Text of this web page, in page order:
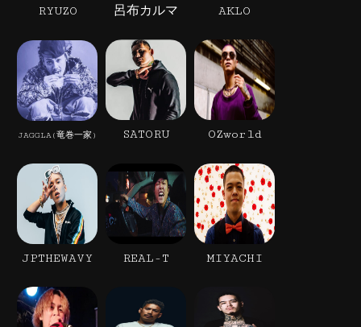
RYUZO 呂布カルマ AKLO
JAGGLA(竜巻一家) SATORU OZworld
JPTHEWAVY REAL-T MIYACHI